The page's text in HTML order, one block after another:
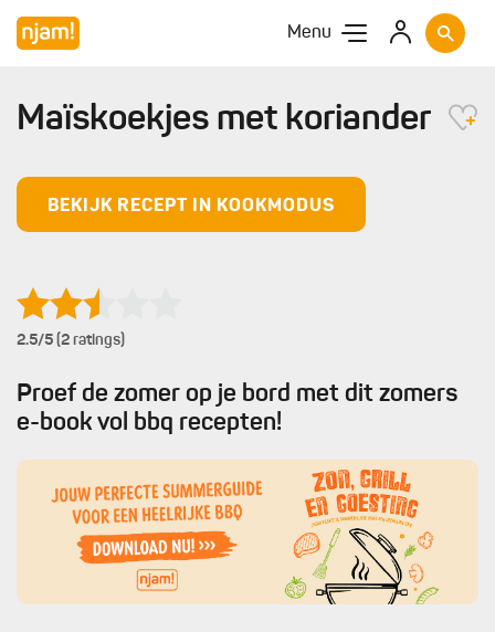
Menu
Maïskoekjes met koriander
BEKIJK RECEPT IN KOOKMODUS
2.5/5 (2 ratings)
Proef de zomer op je bord met dit zomers
e-book vol bbq recepten!